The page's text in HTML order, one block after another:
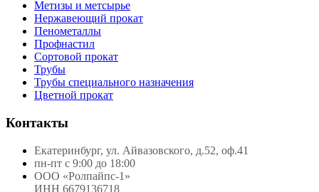
Метизы и метсырье
Нержавеющий прокат
Пенометаллы
Профнастил
Сортовой прокат
Трубы
Трубы специального назначения
Цветной прокат
Контакты
Екатеринбург, ул. Айвазовского, д.52, оф.41
пн-пт с 9:00 до 18:00
ООО «Ролпайпс-1»
ИНН 6679136718